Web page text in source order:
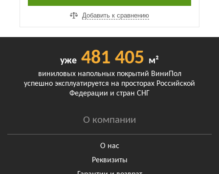
Добавить к сравнению
уже 481 405 м²
виниловых напольных покрытий ВиниПол
успешно эксплуатируется на просторах Российской
Федерации и стран СНГ
О компании
О нас
Реквизиты